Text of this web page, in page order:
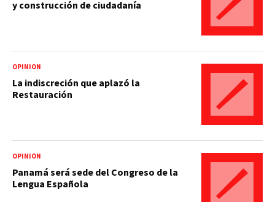
y construcción de ciudadanía
OPINIÓN
La indiscreción que aplazó la
Restauración
OPINIÓN
Panamá será sede del Congreso de la
Lengua Española